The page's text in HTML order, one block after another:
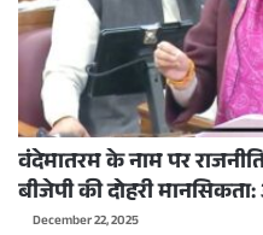
वंदेमातरम के नाम पर
बीजेपी की दोहरी
December 22, 2025